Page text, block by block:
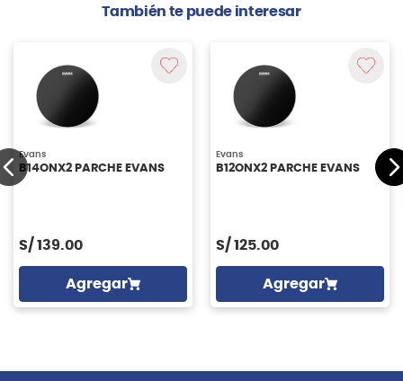
También te puede interesar
Evans
B14ONX2 PARCHE EVANS
S/ 139.00
Agregar
Evans
B12ONX2 PARCHE EVANS
S/ 125.00
Agregar